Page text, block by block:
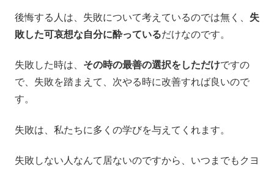
後悔する人は、失敗について考えているのでは無く、 失
敗した可哀想な自分に酔っているだけなのです。
失敗した時は、 その時の最善の選択をしただけですの
で、失敗を踏まえて、次やる時に改善すれば良いので
す。
失敗は、私たちに多くの学びを与えてくれます。
失敗しない人なんて居ないのですから、いつまでもクヨ